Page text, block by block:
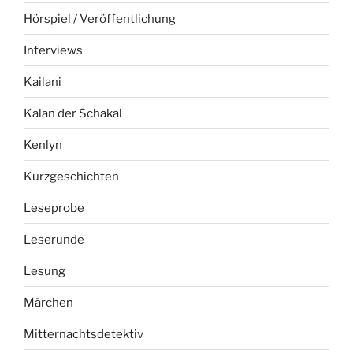
Hörspiel / Veröffentlichung
Interviews
Kailani
Kalan der Schakal
Kenlyn
Kurzgeschichten
Leseprobe
Leserunde
Lesung
Märchen
Mitternachtsdetektiv